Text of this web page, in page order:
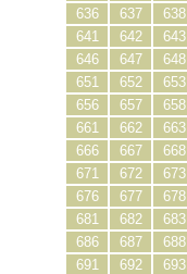
636
637 638
641
642 643
646
647 648
651
652 653
656
657 658
661
662 663
666
667 668
671
672 673
676
677 678
681
682 683
686
687 688
691
692 693